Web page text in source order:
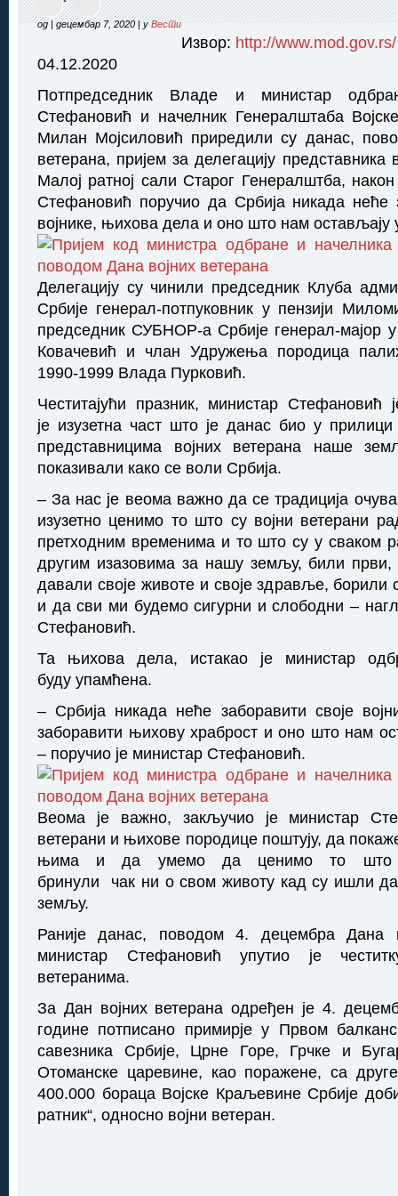
од | децембар 7, 2020 | уВести
Извор: http://www.mod.gov.rs/
04.12.2020
Потпредседник Владе и министар
Стефановић и начелник Генералштаба
Милан Мојсиловић приредили су данас,
ветерана, пријем за делегацију представника
Малој ратној сали Старог Генералштба, након
Стефановић поручио да Србија никада неће
војнике, њихова дела и оно што нам остављају
Делегацију су чинили председник Клуба
Србије генерал-потпуковник у пензији
председник СУБНОР-а Србије генерал-мајор
Ковачевић и члан Удружења породица
1990-1999 Влада Пурковић.
Честитајући празник, министар Стефановић
је изузетна част што је данас био у
представницима војних ветерана наше
показивали како се воли Србија.
– За нас је веома важно да се традиција
изузетно ценимо то што су војни ветерани
претходним временима и то што су у сваком
другим изазовима за нашу земљу, били први,
давали своје животе и своје здравље, борили
и да сви ми будемо сигурни и слободни –
Стефановић.
Та њихова дела, истакао је министар
буду упамћена.
– Србија никада неће заборавити своје
заборавити њихову храброст и оно што нам
– поручио је министар Стефановић.
Веома је важно, закључио је министар
ветерани и њихове породице поштују, да
њима и да умемо да ценимо то што
бринули чак ни о свом животу кад су ишли да
земљу.
Раније данас, поводом 4. децембра Дана
министар Стефановић упутио је
ветеранима.
За Дан војних ветерана одређен је 4.
године потписано примирје у Првом
савезника Србије, Црне Горе, Грчке и
Отоманске царевине, као поражене, са
‪400.000 бораца Војске Краљевине Србије
ратник“, односно војни ветеран.